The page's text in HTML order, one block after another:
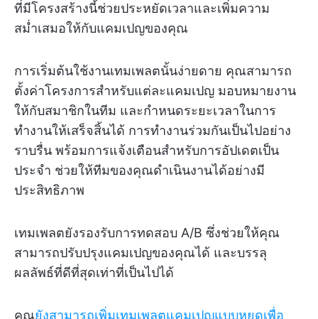
ที่มีโครงสร้างนี้ช่วยประหยัดเวลาและเพิ่มความ
สม่ำเสมอให้กับแคมเปญของคุณ
การเริ่มต้นใช้งานเทมเพลตนั้นง่ายดาย คุณสามารถ
ตั้งค่าโครงการสำหรับแต่ละแคมเปญ มอบหมายงาน
ให้กับสมาชิกในทีม และกำหนดระยะเวลาในการ
ทำงานให้เสร็จสิ้นได้ การทำงานร่วมกันเป็นไปอย่าง
ราบรื่น พร้อมการแจ้งเตือนสำหรับการอัปเดตเป็น
ประจำ ช่วยให้ทีมของคุณดำเนินงานได้อย่างมี
ประสิทธิภาพ
เทมเพลตยังรองรับการทดสอบ A/B ซึ่งช่วยให้คุณ
สามารถปรับปรุงแคมเปญของคุณได้ และบรรลุ
ผลลัพธ์ที่ดีที่สุดเท่าที่เป็นไปได้
คุณยังสามารถเพิ่มเทมเพลตแคมเปญแบบหยดเพื่อ